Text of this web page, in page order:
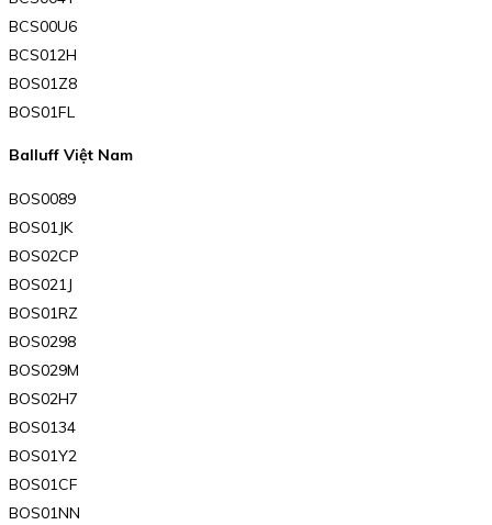
BCS00U6
BCS012H
BOS01Z8
BOS01FL
Balluff Việt Nam
BOS0089
BOS01JK
BOS02CP
BOS021J
BOS01RZ
BOS0298
BOS029M
BOS02H7
BOS0134
BOS01Y2
BOS01CF
BOS01NN